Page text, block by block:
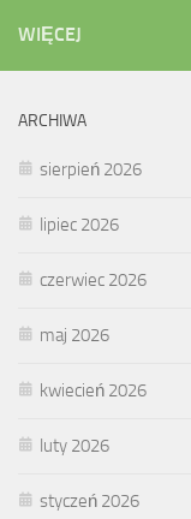
WIĘCEJ
ARCHIWA
sierpień 2026
lipiec 2026
czerwiec 2026
maj 2026
kwiecień 2026
luty 2026
styczeń 2026